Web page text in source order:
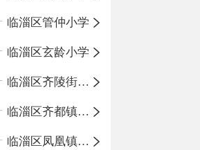
临淄区管仲小学
临淄区玄龄小学
临淄区齐陵街道中心学校
临淄区齐都镇中心学校
临淄区凤凰镇中心学校